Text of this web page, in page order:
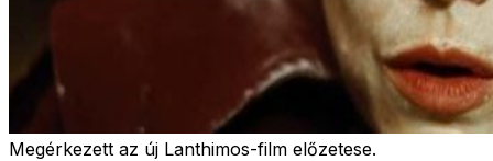
Megérkezett az új Lanthimos-film előzetese.